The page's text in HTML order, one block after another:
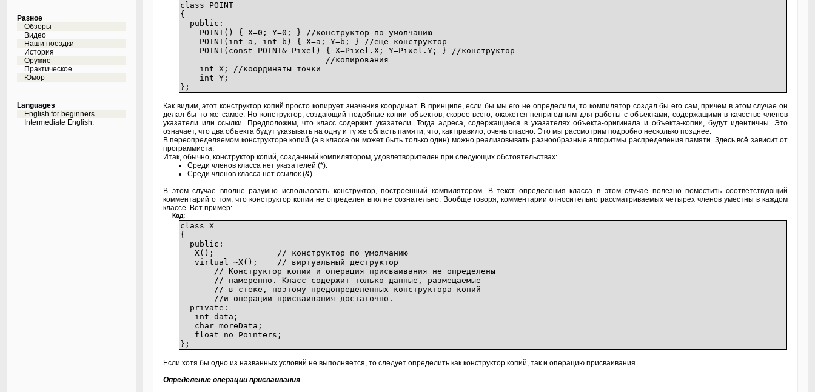
Разное
Обзоры
Видео
Наши поездки
История
Оружие
Практическое
Юмор
Languages
English for beginners
Intermediate English.
class POINT
{
public:
POINT() { X=0; Y=0; } //конструктор по умолчанию
POINT(int a, int b) { X=a; Y=b; } //еще конструктор
POINT(const POINT& Pixel) { X=Pixel.X; Y=Pixel.Y; } //конструктор
//копирования
int X; //координаты точки
int Y;
};
Как видим, этот конструктор копий просто копирует значения координат. В принципе, если бы мы его не определили, то компилятор создал бы его сам, причем в этом случае он
делал бы то же самое. Но конструктор, создающий подобные копии объектов, скорее всего, окажется непригодным для работы с объектами, содержащими в качестве членов
указатели или ссылки. Предположим, что класс содержит указатели. Тогда адреса, содержащиеся в указателях объекта-оригинала и объекта-копии, будут идентичны. Это
означает, что два объекта будут указывать на одну и ту же область памяти, что, как правило, очень опасно. Это мы рассмотрим подробно несколько позднее.
В переопределяемом конструкторе копий (а в классе он может быть только один) можно реализовывать разнообразные алгоритмы распределения памяти. Здесь всё зависит от
программиста.
Итак, обычно, конструктор копий, созданный компилятором, удовлетворителен при следующих обстоятельствах:
Среди членов класса нет указателей (*).
Среди членов класса нет ссылок (&).
В этом случае вполне разумно использовать конструктор, построенный компилятором. В текст определения класса в этом случае полезно поместить соответствующий
комментарий о том, что конструктор копии не определен вполне сознательно. Вообще говоря, комментарии относительно рассматриваемых четырех членов уместны в каждом
классе. Вот пример:
Код:
class X
{
public:
Х(); // конструктор по умолчанию
virtual ~X(); // виртуальный деструктор
// Конструктор копии и операция присваивания не определены
// намеренно. Класс содержит только данные, размещаемые
// в стеке, поэтому предопределенных конструктора копий
//и операции присваивания достаточно.
private:
int data;
char moreData;
float no_Pointers;
};
Если хотя бы одно из названных условий не выполняется, то следует определить как конструктор копий, так и операцию присваивания.
Определение операции присваивания